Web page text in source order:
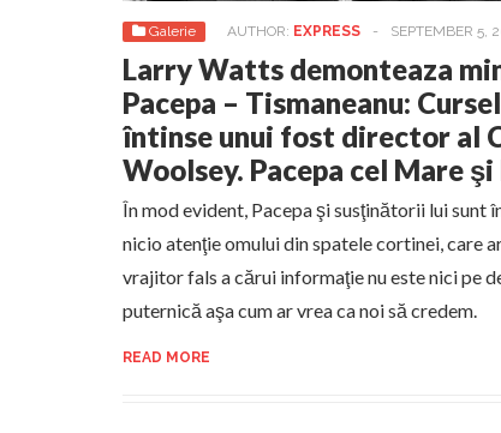
Galerie AUTHOR: EXPRESS - SEPTEMBER 5,
Larry Watts demonteaza
Pacepa – Tismaneanu:
întinse unui fost director al
Woolsey. Pacepa cel Mare
În mod evident, Pacepa şi susţinătorii lui sunt
nicio atenţie omului din spatele cortinei, care
vrajitor fals a cărui informaţie nu este nici pe
puternică aşa cum ar vrea ca noi să credem.
READ MORE